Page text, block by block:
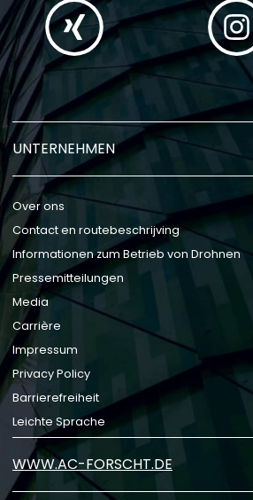
UNTERNEHMEN
Over ons
Contact en routebeschrijving
Informationen zum Betrieb von Drohnen
Pressemitteilungen
Media
Carrière
Impressum
Privacy Policy
Barrierefreiheit
Leichte Sprache
WWW.AC-FORSCHT.DE